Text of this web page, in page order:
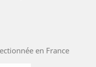
en France